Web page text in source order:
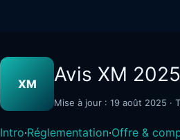
XM Avis XM
Mise à jour : 19 août 2025 ·
Intro·Réglementation·Offre &